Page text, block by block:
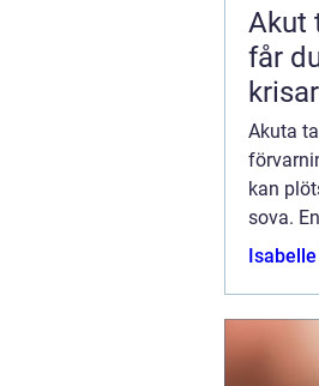
Akut
får
krisar
Akuta
kan
sova.
helgen,